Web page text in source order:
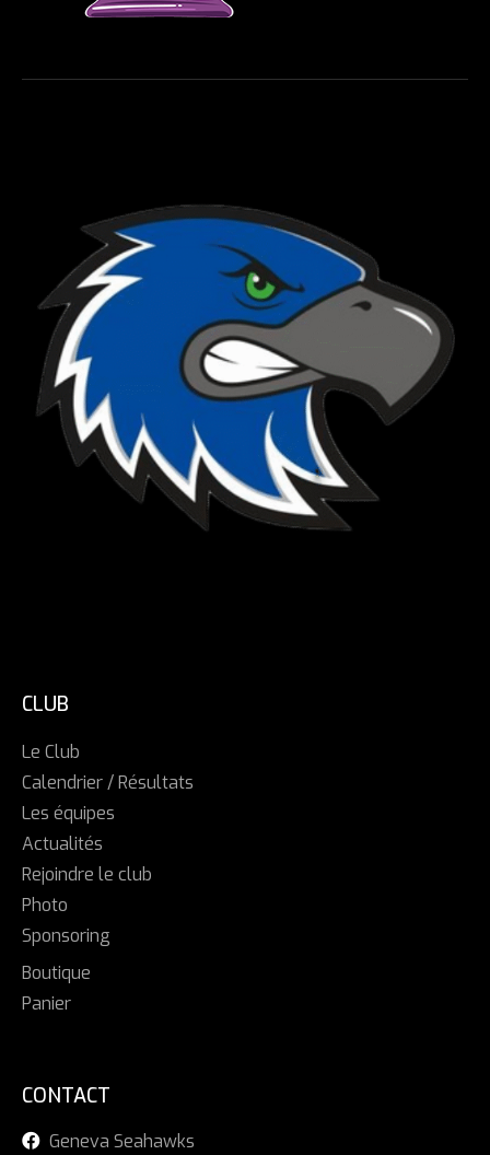
CLUB
Le Club
Calendrier / Résultats
Les équipes
Actualités
Rejoindre le club
Photo
Sponsoring
Boutique
Panier
CONTACT
Geneva Seahawks